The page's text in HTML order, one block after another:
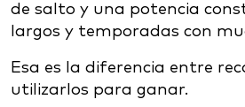
de salto y una potencia
largos y temporadas con
Esa es la diferencia entre
utilizarlos para ganar.